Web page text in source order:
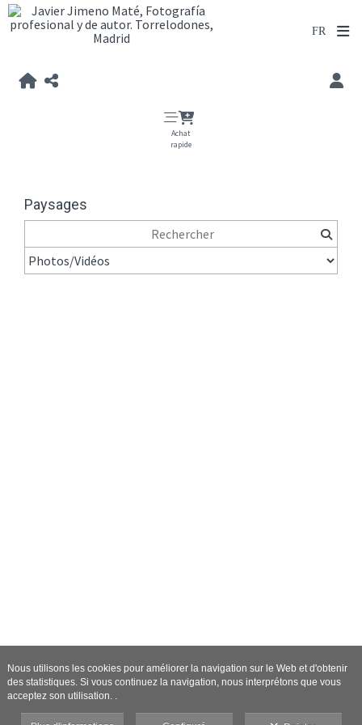
Achat
rapide
Paysages
Nous utilisons les cookies pour améliorer la navigation sur le Web et d'obtenir
des statistiques. Si vous continuez la navigation, nous interprétons que vous
acceptez son utilisation. .